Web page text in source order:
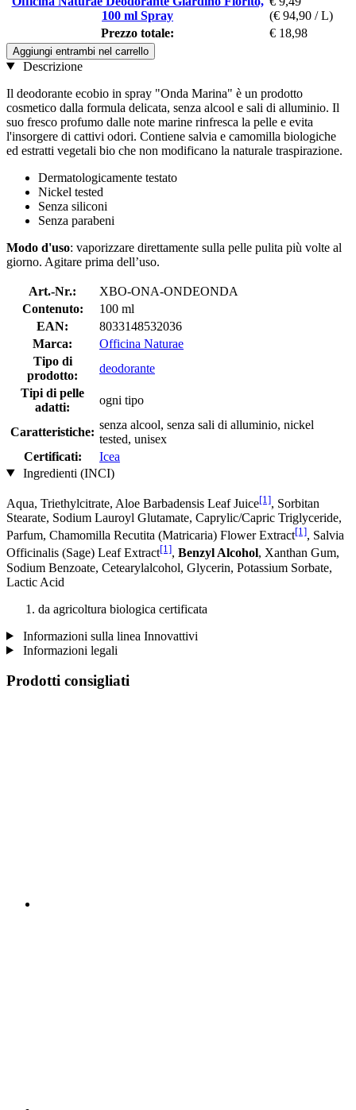
100 ml Spray
(€ 94,90 / L)
Prezzo totale:
€ 18,98
Aggiungi entrambi nel carrello
Descrizione
Il deodorante ecobio in spray "Onda Marina" è un prodotto
cosmetico dalla formula delicata, senza alcool e sali di alluminio. Il
suo fresco profumo dalle note marine rinfresca la pelle e evita
l'insorgere di cattivi odori. Contiene salvia e camomilla biologiche
ed estratti vegetali bio che non modificano la naturale traspirazione.
Dermatologicamente testato
Nickel tested
Senza siliconi
Senza parabeni
Modo d'uso: vaporizzare direttamente sulla pelle pulita più volte al
giorno. Agitare prima dell’uso.
Art.-Nr.:
XBO-ONA-ONDEONDA
Contenuto:
100 ml
EAN:
8033148532036
Marca:
Officina Naturae
Tipo di
prodotto:
deodorante
Tipi di pelle
adatti:
ogni tipo
Caratteristiche:
senza alcool, senza sali di alluminio, nickel
tested, unisex
Certificati:
Icea
Ingredienti (INCI)
Aqua, Triethylcitrate, Aloe Barbadensis Leaf Juice[1], Sorbitan
Stearate, Sodium Lauroyl Glutamate, Caprylic/Capric Triglyceride,
Parfum, Chamomilla Recutita (Matricaria) Flower Extract[1], Salvia
Officinalis (Sage) Leaf Extract[1], Benzyl Alcohol, Xanthan Gum,
Sodium Benzoate, Cetearylalcohol, Glycerin, Potassium Sorbate,
Lactic Acid
da agricoltura biologica certificata
Informazioni sulla linea Innovattivi
Informazioni legali
Prodotti consigliati